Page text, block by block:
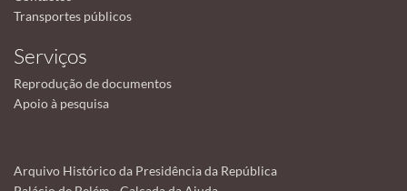
Transportes públicos
Serviços
Reprodução de documentos
Apoio à pesquisa
Arquivo Histórico da Presidência da República